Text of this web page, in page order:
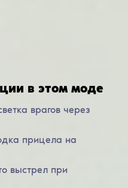
в этом моде
врагов через
прицела на
выстрел при